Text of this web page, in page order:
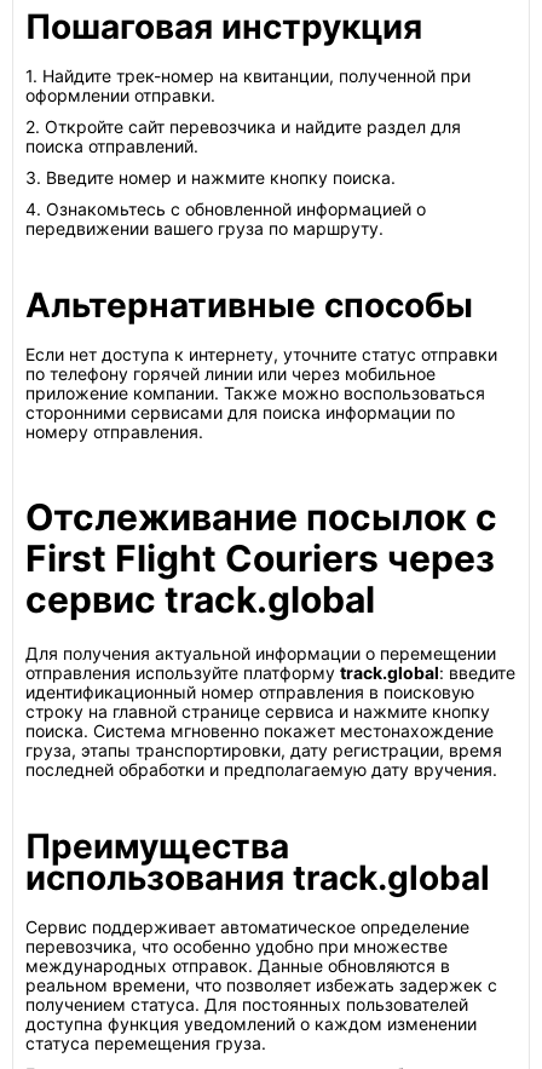
Пошаговая инструкция
1. Найдите трек-номер на квитанции, полученной при
оформлении отправки.
2. Откройте сайт перевозчика и найдите раздел для
поиска отправлений.
3. Введите номер и нажмите кнопку поиска.
4. Ознакомьтесь с обновленной информацией о
передвижении вашего груза по маршруту.
Альтернативные способы
Если нет доступа к интернету, уточните статус отправки
по телефону горячей линии или через мобильное
приложение компании. Также можно воспользоваться
сторонними сервисами для поиска информации по
номеру отправления.
Отслеживание посылок с
First Flight Couriers через
сервис track.global
Для получения актуальной информации о перемещении
отправления используйте платформу track.global: введите
идентификационный номер отправления в поисковую
строку на главной странице сервиса и нажмите кнопку
поиска. Система мгновенно покажет местонахождение
груза, этапы транспортировки, дату регистрации, время
последней обработки и предполагаемую дату вручения.
Преимущества
использования track.global
Сервис поддерживает автоматическое определение
перевозчика, что особенно удобно при множестве
международных отправок. Данные обновляются в
реальном времени, что позволяет избежать задержек с
получением статуса. Для постоянных пользователей
доступна функция уведомлений о каждом изменении
статуса перемещения груза.